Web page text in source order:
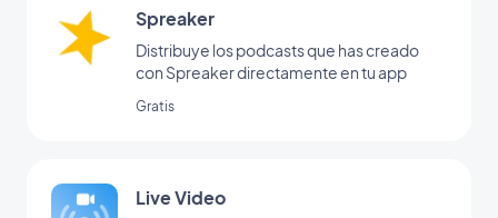
Spreaker
Distribuye los podcasts que has creado
con Spreaker directamente en tu app
Gratis
Live Video